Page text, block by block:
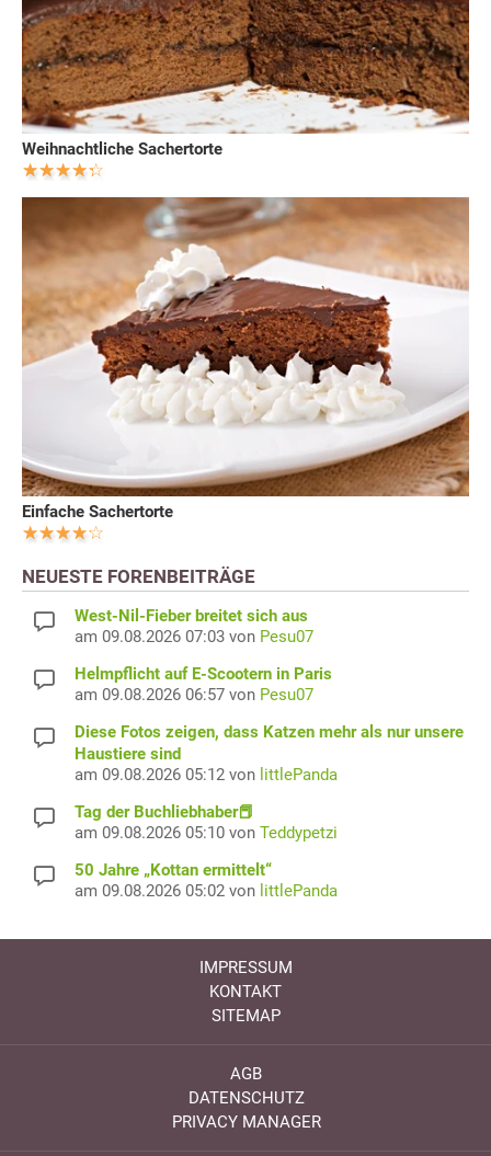
Weihnachtliche Sachertorte
Einfache Sachertorte
NEUESTE FORENBEITRÄGE
West-Nil-Fieber breitet sich aus
am 09.08.2026 07:03 von Pesu07
Helmpflicht auf E-Scootern in Paris
am 09.08.2026 06:57 von Pesu07
Diese Fotos zeigen, dass Katzen mehr als nur unsere
Haustiere sind
am 09.08.2026 05:12 von littlePanda
Tag der Buchliebhaber📕
am 09.08.2026 05:10 von Teddypetzi
50 Jahre „Kottan ermittelt“
am 09.08.2026 05:02 von littlePanda
IMPRESSUM
KONTAKT
SITEMAP
AGB
DATENSCHUTZ
PRIVACY MANAGER